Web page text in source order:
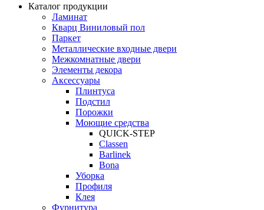
Каталог продукции
Ламинат
Кварц Виниловый пол
Паркет
Металлические входные двери
Межкомнатные двери
Элементы декора
Аксессуары
Плинтуса
Подстил
Порожки
Mоющие средства
QUICK-STEP
Classen
Barlinek
Bona
Уборка
Профиля
Клея
Фурнитура